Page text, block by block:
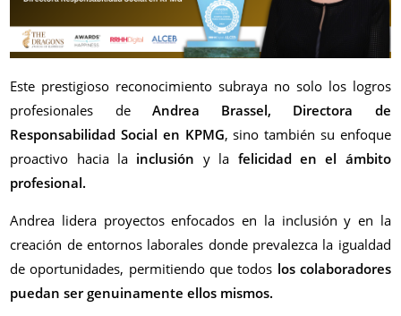
Este prestigioso reconocimiento subraya no solo los logros
profesionales de Andrea Brassel, Directora de
Responsabilidad Social en KPMG, sino también su enfoque
proactivo hacia la inclusión y la felicidad en el ámbito
profesional.
Andrea lidera proyectos enfocados en la inclusión y en la
creación de entornos laborales donde prevalezca la igualdad
de oportunidades, permitiendo que todos los colaboradores
puedan ser genuinamente ellos mismos.